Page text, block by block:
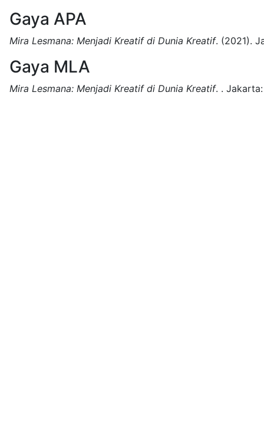
Gaya APA
Mira Lesmana: Menjadi Kreatif di Dunia Kreatif. (2021).
Gaya MLA
Mira Lesmana: Menjadi Kreatif di Dunia Kreatif. . Jakarta: